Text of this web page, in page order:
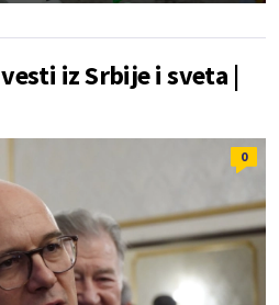
iz Srbije i sveta |
0